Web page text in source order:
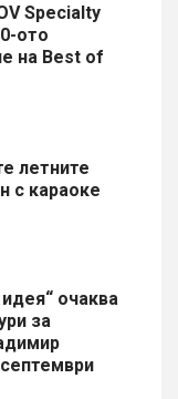
Specialty
ото
на Best of
летните
с караоке
очаква
за